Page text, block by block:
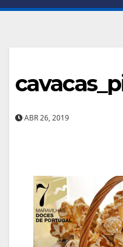
ABR 26, 2019